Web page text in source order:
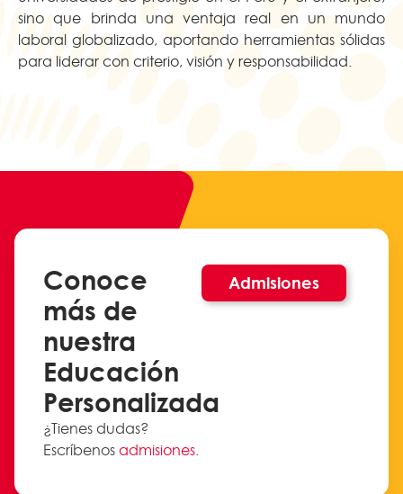
sino que brinda una ventaja real en un mundo
laboral globalizado, aportando herramientas sólidas
para liderar con criterio, visión y responsabilidad.
Conoce
más de
nuestra
Educación
Personalizada
¿Tienes dudas?
Escríbenosadmisiones.
Admisiones